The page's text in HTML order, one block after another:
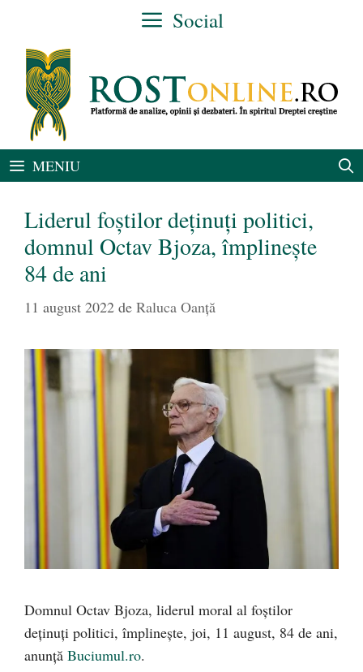
conținut
Social
MENIU
Liderul foștilor deținuți politici,
domnul Octav Bjoza, împlinește
84 de ani
11 august 2022 de Raluca Oanță
Domnul Octav Bjoza, liderul moral al foștilor
deținuți politici, împlinește, joi, 11 august, 84 de ani,
anunță Buciumul.ro.